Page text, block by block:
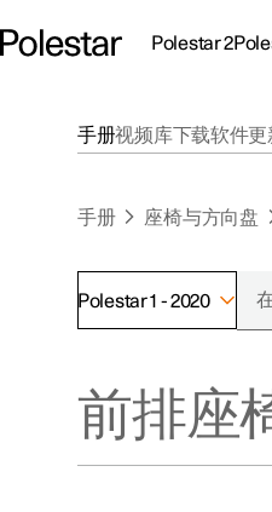
Polestar 2
探索Polestar 2
联系我们
探索Polestar 3
探索Polestar 4
探索充电
公共充电
车主服务
手册视频库下载软件更
手册 座椅与方向盘
Polestar 1 - 2020
前排座